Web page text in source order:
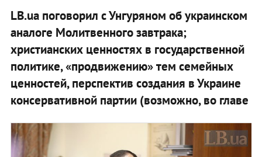
LB.ua поговорил с Унгуряном об украинском
аналоге Молитвенного завтрака;
христианских ценностях в государственной
политике, «продвижению» тем семейных
ценностей, перспектив создания в Украине
консервативной партии (возможно, во главе